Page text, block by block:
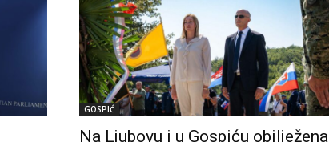
GOSPIĆ
Na Ljubovu i u Gospiću obilježena